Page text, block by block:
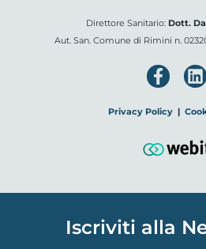
Direttore Sanitario: Dott.
Aut. San. Comune di Rimini n.
Privacy Policy |
Iscriviti alla